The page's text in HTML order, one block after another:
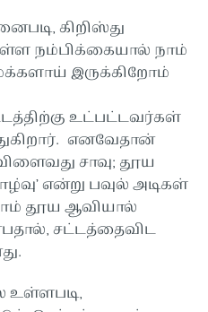
கிறிஸ்து
நம்பிக்கையால் நாம்
இருக்கிறோம்
உட்பட்டவர்கள்
எனவேதான்
சாவு; தூய
என்று பவுல் அடிகள்
தூய ஆவியால்
சட்டத்தைவிட
உள்ளபடி,